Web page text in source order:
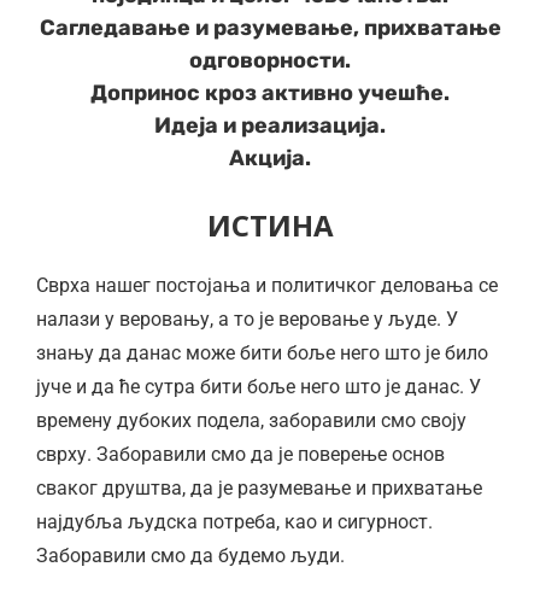
Сагледавање и разумевање, прихватање
одговорности.
Допринос кроз активно учешће.
Идеја и реализација.
Акција.
ИСТИНА
Сврха нашег постојања и политичког деловања се
налази у веровању, а то је веровање у људе. У
знању да данас може бити боље него што је било
јуче и да ће сутра бити боље него што је данас. У
времену дубоких подела, заборавили смо своју
сврху. Заборавили смо да је поверење основ
сваког друштва, да је разумевање и прихватање
најдубља људска потреба, као и сигурност.
Заборавили смо да будемо људи.